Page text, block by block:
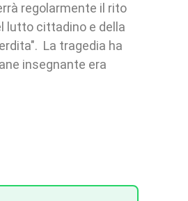
regolarmente il rito
lutto cittadino e della
La tragedia ha
insegnante era